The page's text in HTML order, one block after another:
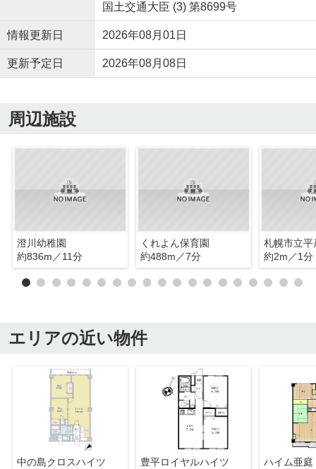
国土交通大臣 (3) 第8699号
情報更新日 2026年08月01日
更新予定日 2026年08月08日
周辺施設
澄川幼稚園
約836m／11分
くれよん保育園
約488m／7分
約2m／1分
エリアの近い物件
中の島クロスハイツ
豊平ロイヤルハイツ
ハイム亜庭